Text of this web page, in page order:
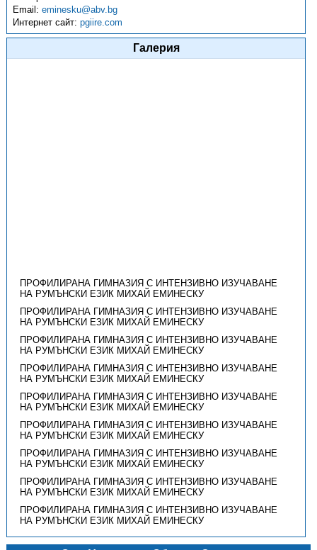
Email:eminesku@abv.bg
Интернет сайт:pgiire.com
Галерия
ПРОФИЛИРАНА ГИМНАЗИЯ С ИНТЕНЗИВНО ИЗУЧАВАНЕ
НА РУМЪНСКИ ЕЗИК МИХАЙ ЕМИНЕСКУ
ПРОФИЛИРАНА ГИМНАЗИЯ С ИНТЕНЗИВНО ИЗУЧАВАНЕ
НА РУМЪНСКИ ЕЗИК МИХАЙ ЕМИНЕСКУ
ПРОФИЛИРАНА ГИМНАЗИЯ С ИНТЕНЗИВНО ИЗУЧАВАНЕ
НА РУМЪНСКИ ЕЗИК МИХАЙ ЕМИНЕСКУ
ПРОФИЛИРАНА ГИМНАЗИЯ С ИНТЕНЗИВНО ИЗУЧАВАНЕ
НА РУМЪНСКИ ЕЗИК МИХАЙ ЕМИНЕСКУ
ПРОФИЛИРАНА ГИМНАЗИЯ С ИНТЕНЗИВНО ИЗУЧАВАНЕ
НА РУМЪНСКИ ЕЗИК МИХАЙ ЕМИНЕСКУ
ПРОФИЛИРАНА ГИМНАЗИЯ С ИНТЕНЗИВНО ИЗУЧАВАНЕ
НА РУМЪНСКИ ЕЗИК МИХАЙ ЕМИНЕСКУ
ПРОФИЛИРАНА ГИМНАЗИЯ С ИНТЕНЗИВНО ИЗУЧАВАНЕ
НА РУМЪНСКИ ЕЗИК МИХАЙ ЕМИНЕСКУ
ПРОФИЛИРАНА ГИМНАЗИЯ С ИНТЕНЗИВНО ИЗУЧАВАНЕ
НА РУМЪНСКИ ЕЗИК МИХАЙ ЕМИНЕСКУ
ПРОФИЛИРАНА ГИМНАЗИЯ С ИНТЕНЗИВНО ИЗУЧАВАНЕ
НА РУМЪНСКИ ЕЗИК МИХАЙ ЕМИНЕСКУ